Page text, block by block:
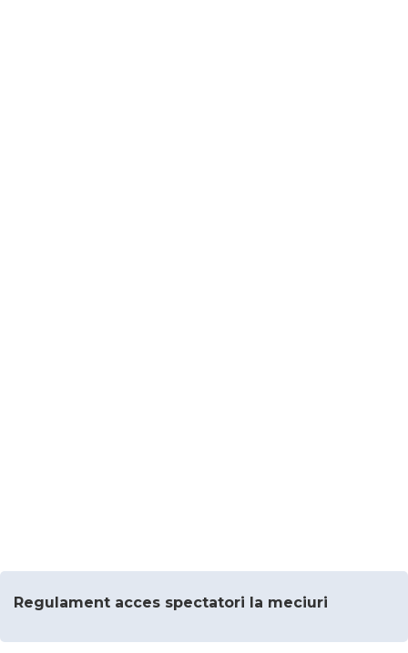
Regulament acces spectatori la meciuri